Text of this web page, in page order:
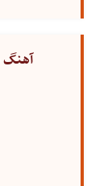
آهنگ